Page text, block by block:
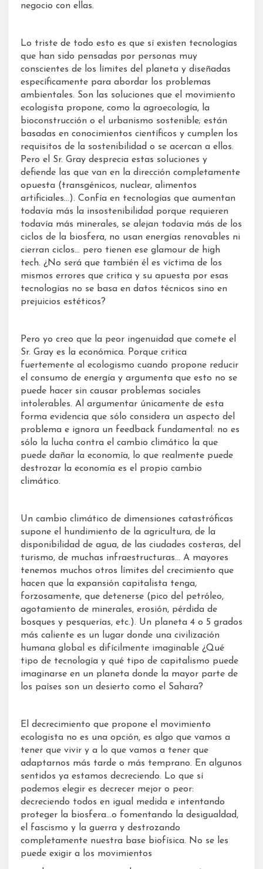
negocio con ellas.
Lo triste de todo esto es que sí existen tecnologías
que han sido pensadas por personas muy
conscientes de los límites del planeta y diseñadas
específicamente para abordar los problemas
ambientales. Son las soluciones que el movimiento
ecologista propone, como la agroecología, la
bioconstrucción o el urbanismo sostenible; están
basadas en conocimientos científicos y cumplen los
requisitos de la sostenibilidad o se acercan a ellos.
Pero el Sr. Gray desprecia estas soluciones y
defiende las que van en la dirección completamente
opuesta (transgénicos, nuclear, alimentos
artificiales…). Confía en tecnologías que aumentan
todavía más la insostenibilidad porque requieren
todavía más minerales, se alejan todavía más de los
ciclos de la biosfera, no usan energías renovables ni
cierran ciclos… pero tienen ese glamour de high
tech. ¿No será que también él es víctima de los
mismos errores que critica y su apuesta por esas
tecnologías no se basa en datos técnicos sino en
prejuicios estéticos?
Pero yo creo que la peor ingenuidad que comete el
Sr. Gray es la económica. Porque critica
fuertemente al ecologismo cuando propone reducir
el consumo de energía y argumenta que esto no se
puede hacer sin causar problemas sociales
intolerables. Al argumentar únicamente de esta
forma evidencia que sólo considera un aspecto del
problema e ignora un feedback fundamental: no es
sólo la lucha contra el cambio climático la que
puede dañar la economía, lo que realmente puede
destrozar la economía es el propio cambio
climático.
Un cambio climático de dimensiones catastróficas
supone el hundimiento de la agricultura, de la
disponibilidad de agua, de las ciudades costeras, del
turismo, de muchas infraestructuras… A mayores
tenemos muchos otros límites del crecimiento que
hacen que la expansión capitalista tenga,
forzosamente, que detenerse (pico del petróleo,
agotamiento de minerales, erosión, pérdida de
bosques y pesquerías, etc.). Un planeta 4 o 5 grados
más caliente es un lugar donde una civilización
humana global es difícilmente imaginable ¿Qué
tipo de tecnología y qué tipo de capitalismo puede
imaginarse en un planeta donde la mayor parte de
los países son un desierto como el Sahara?
El decrecimiento que propone el movimiento
ecologista no es una opción, es algo que vamos a
tener que vivir y a lo que vamos a tener que
adaptarnos más tarde o más temprano. En algunos
sentidos ya estamos decreciendo. Lo que sí
podemos elegir es decrecer mejor o peor:
decreciendo todos en igual medida e intentando
proteger la biosfera…o fomentando la desigualdad,
el fascismo y la guerra y destrozando
completamente nuestra base biofísica. No se les
puede exigir a los movimientos